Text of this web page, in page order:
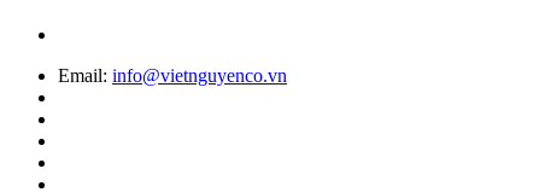
Email: info@vietnguyenco.vn